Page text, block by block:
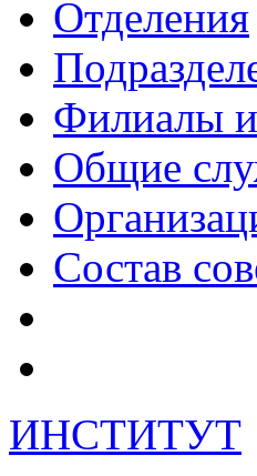
Отделения
Филиалы и
Общие
Состав
ИНСТИТУТ